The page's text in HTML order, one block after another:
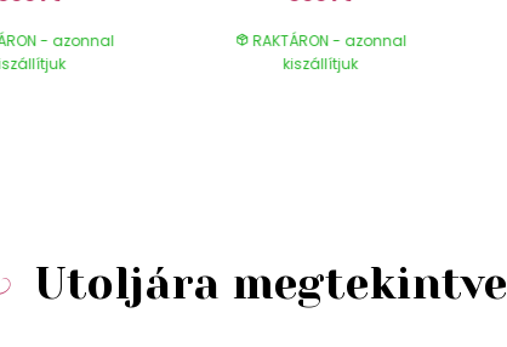
- azonnal
RAKTÁRON - azonnal
kiszállítjuk
Utoljára megtekintve